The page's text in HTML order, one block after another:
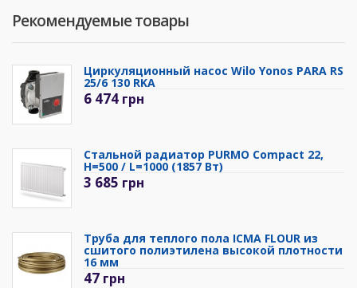
Рекомендуемые товары
Циркуляционный насос Wilo Yonos PARA RS
25/6 130 RKA
6 474 грн
Стальной радиатор PURMO Compact 22,
H=500 / L=1000 (1857 Вт)
3 685 грн
Труба для теплого пола ICMA FLOUR из
сшитого полиэтилена высокой плотности
16 мм
47 грн